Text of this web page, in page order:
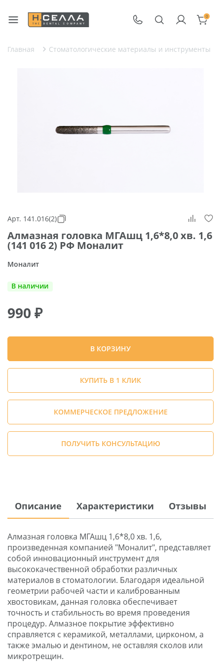
0
Главная Стоматологические материалы и инструменты
Арт. 141.016(2)
Алмазная головка МГАшц 1,6*8,0 хв. 1,6
(141 016 2) РФ Моналит
Моналит
В наличии
990 ₽
В КОРЗИНУ
КУПИТЬ В 1 КЛИК
КОММЕРЧЕСКОЕ ПРЕДЛОЖЕНИЕ
ПОЛУЧИТЬ КОНСУЛЬТАЦИЮ
Описание Характеристики Отзывы
Алмазная головка МГАшц 1,6*8,0 хв. 1,6,
произведенная компанией "Моналит", представляет
собой инновационный инструмент для
высококачественной обработки различных
материалов в стоматологии. Благодаря идеальной
геометрии рабочей части и калиброванным
хвостовикам, данная головка обеспечивает
точность и стабильность во время проведения
процедур. Алмазное покрытие эффективно
справляется с керамикой, металлами, цирконом, а
также эмалью и дентином, не оставляя сколов или
микротрещин.